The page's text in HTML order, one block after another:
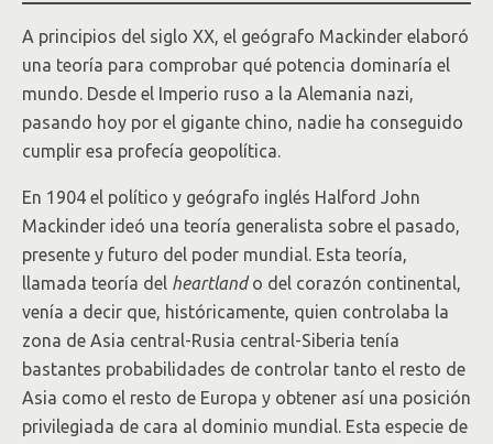
A principios del siglo XX, el geógrafo Mackinder elaboró
una teoría para comprobar qué potencia dominaría el
mundo. Desde el Imperio ruso a la Alemania nazi,
pasando hoy por el gigante chino, nadie ha conseguido
cumplir esa profecía geopolítica.
En 1904 el político y geógrafo inglés Halford John
Mackinder ideó una teoría generalista sobre el pasado,
presente y futuro del poder mundial. Esta teoría,
llamada teoría del heartlando del corazón continental,
venía a decir que, históricamente, quien controlaba la
zona de Asia central-Rusia central-Siberia tenía
bastantes probabilidades de controlar tanto el resto de
Asia como el resto de Europa y obtener así una posición
privilegiada de cara al dominio mundial. Esta especie de